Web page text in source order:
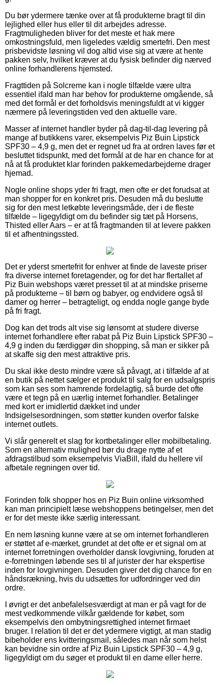
Du bør ydermere tænke over at få produkterne bragt til din
lejlighed eller hus eller til dit arbejdes adresse.
Fragtmuligheden bliver for det meste et hak mere
omkostningsfuld, men ligeledes vældig smertefri. Den mest
prisbevidste løsning vil dog altid vise sig at være at hente
pakken selv, hvilket kræver at du fysisk befinder dig nærved
online forhandlerens hjemsted.
Fragttiden på Solcreme kan i nogle tilfælde være ultra
essentiel ifald man har behov for produkterne omgående, så
med det formål er det forholdsvis meningsfuldt at vi kigger
nærmere på leveringstiden ved den aktuelle vare.
Masser af internet handler byder på dag-til-dag levering på
mange af butikkens varer, eksempelvis Piz Buin Lipstick
SPF30 – 4,9 g, men det er regnet ud fra at ordren laves før et
besluttet tidspunkt, med det formål at de har en chance for at
nå at få produktet klar forinden pakkemedarbejderne drager
hjemad.
Nogle online shops yder fri fragt, men ofte er det forudsat at
man shopper for en konkret pris. Desuden må du beslutte
sig for den mest letkøbte leveringsmåde, der i de fleste
tilfælde – ligegyldigt om du befinder sig tæt på Horsens,
Thisted eller Aars – er at få fragtmanden til at levere pakken
til et afhentningssted.
Det er yderst smertefrit for enhver at finde de laveste priser
fra diverse internet foretagender, og for det har flertallet af
Piz Buin webshops været presset til at at mindske priserne
på produkterne – til børn og babyer, og endvidere også til
damer og herrer – betragteligt, og endda nogle gange byde
på fri fragt.
Dog kan det trods alt vise sig lønsomt at studere diverse
internet forhandlere efter rabat på Piz Buin Lipstick SPF30 –
4,9 g inden du færdiggør din shopping, så man er sikker på
at skaffe sig den mest attraktive pris.
Du skal ikke desto mindre være så påvagt, at i tilfælde af at
en butik på nettet sælger et produkt til salg for en udsalgspris
som kan ses som hamrende fordelagtig, så burde det ofte
være et tegn på en uærlig internet forhandler. Betalinger
med kort er imidlertid dækket ind under
Indsigelsesordningen, som støtter kunden overfor falske
internet outlets.
Vi slår generelt et slag for kortbetalinger eller mobilbetaling.
Som en alternativ mulighed bør du drage nytte af et
afdragstilbud som eksempelvis ViaBill, ifald du hellere vil
afbetale regningen over tid.
Forinden folk shopper hos en Piz Buin online virksomhed
kan man principielt læse webshoppens betingelser, men det
er for det meste ikke særlig interessant.
En nem løsning kunne være at se om internet forhandleren
er støttet af e-mærket, grundet at det ofte er et signal om at
internet forretningen overholder dansk lovgivning, foruden at
e-forretningen løbende ses til af jurister der har ekspertise
inden for lovgivningen. Desuden giver det dig chance for en
håndsrækning, hvis du udsættes for udfordringer ved din
ordre.
I øvrigt er det anbefalelsesværdigt at man er på vagt for de
mest vedkommende vilkår gældende for købet, som
eksempelvis den ombytningsrettighed internet firmaet
bruger. I relation til det er det ydermere vigtigt, at man stadig
bibeholder ens kvitteringsmail, således man når som helst
kan bevidne sin ordre af Piz Buin Lipstick SPF30 – 4,9 g,
ligegyldigt om du søger et produkt til en dame eller herre.